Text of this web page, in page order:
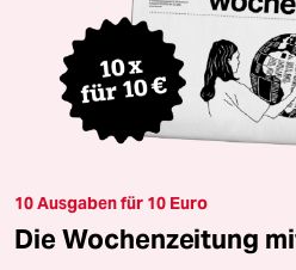
10 Ausgaben für 10 Euro
Die Wochenzeitung